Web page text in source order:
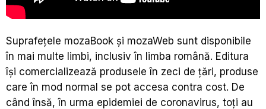
Suprafețele mozaBook și mozaWeb sunt disponibile
în mai multe limbi, inclusiv în limba română. Editura
își comercializează produsele în zeci de țări, produse
care în mod normal se pot accesa contra cost. De
când însă, în urma epidemiei de coronavirus, toți au